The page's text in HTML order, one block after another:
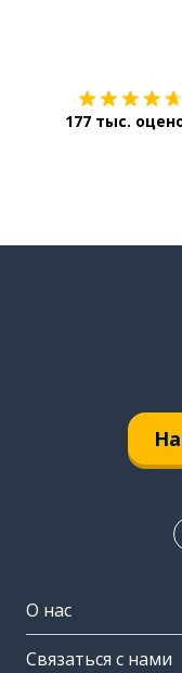
177 тыс.
О нас
Связаться с нами